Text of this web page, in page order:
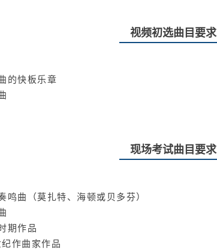
视频初选曲目要求
的快板乐章
现场考试曲目要求
鸣曲（莫扎特、海顿或贝多芬）
期作品
作曲家作品